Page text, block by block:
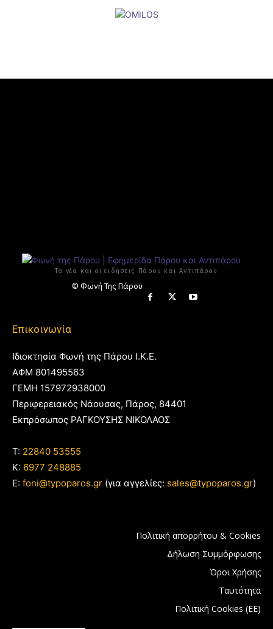
Τα νέα και οι ειδήσεις Πάρου και Αντιπάρου
© Φωνή Της Πάρου
Επικοινωνία
Ιδιοκτησία Φωνή της Πάρου Ι.Κ.Ε.
ΑΦΜ 801495563
ΓΕΜΗ 157972938000
Περιφερειακός Νάουσας, Πάρος, 84401
Εκπρόσωπος ΡΑΓΚΟΥΣΗΣ ΝΙΚΟΛΑΟΣ
T: 22840 53555
Κ: 6977 248885
E: foni@typoparos.gr (για αγγελίες: sales@typoparos.gr)
Πολιτική απορρήτου & Cookies
Δήλωση Συμμόρφωσης
Όροι Χρήσης
Ταυτότητα
Πολιτική Cookies (ΕΕ)